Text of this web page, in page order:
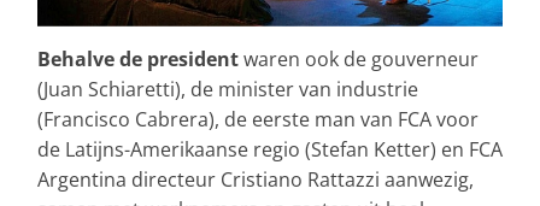
Behalve de presidentwaren ook de gouverneur
(Juan Schiaretti), de minister van industrie
(Francisco Cabrera), de eerste man van FCA voor
de Latijns-Amerikaanse regio (Stefan Ketter) en FCA
Argentina directeur Cristiano Rattazzi aanwezig,